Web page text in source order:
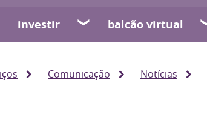
investir balcão virtual
Comunicação Notícias